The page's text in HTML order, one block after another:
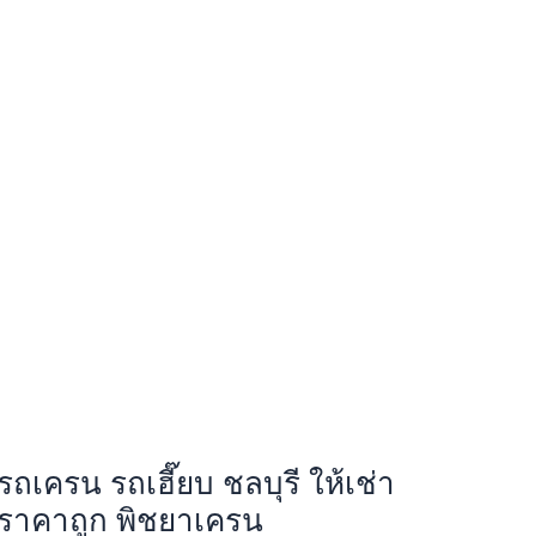
ถเครน รถเฮี๊ยบ ชลบุรี ให้เช่า
าคาถูก พิชยาเครน